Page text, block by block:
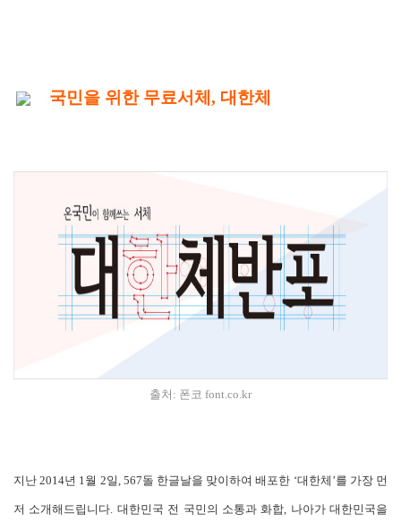
국민을 위한 무료서체, 대한체
출처: 폰코 font.co.kr
지난 2014년 1월 2일, 567돌 한글날을 맞이하여 배포한 ‘대한체’를 가장 먼
저 소개해드립니다. 대한민국 전 국민의 소통과 화합, 나아가 대한민국을